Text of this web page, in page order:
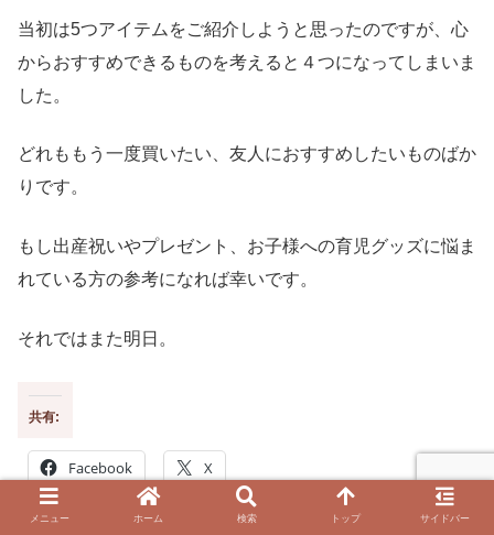
当初は5つアイテムをご紹介しようと思ったのですが、心
からおすすめできるものを考えると４つになってしまいま
した。
どれももう一度買いたい、友人におすすめしたいものばか
りです。
もし出産祝いやプレゼント、お子様への育児グッズに悩ま
れている方の参考になれば幸いです。
それではまた明日。
共有:
Facebook X
メニュー ホーム 検索 トップ サイドバー